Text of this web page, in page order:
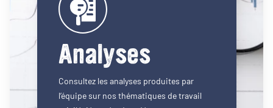
Analyses
Consultez les analyses produites par
l’équipe sur nos thématiques de travail